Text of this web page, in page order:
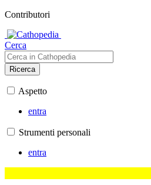
Contributori
Cerca
Ricerca
Aspetto
entra
Strumenti personali
entra